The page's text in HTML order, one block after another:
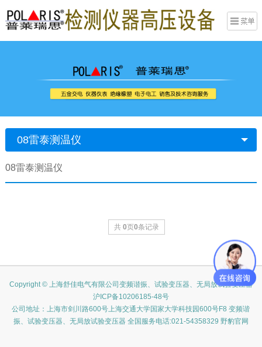
08雷泰测温仪
08雷泰测温仪
共0页0条记录
Copyright © 上海舒佳电气有限公司变频谐振、试验变压器、无局放试验变压器
沪ICP备10206185-48号
公司地址：上海市剑川路600号上海交通大学国家大学科技园600号F8 变频谐
振、试验变压器、无局放试验变压器 全国服务电话:021-54358329 野豹官网